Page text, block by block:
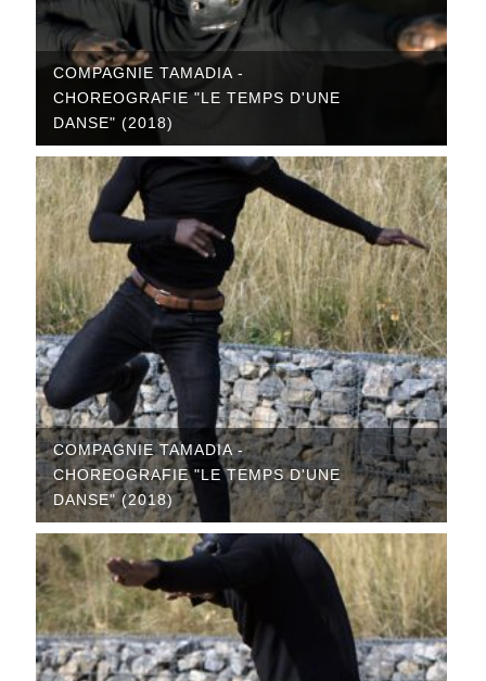
COMPAGNIE TAMADIA -
CHOREOGRAFIE "LE TEMPS D'UNE
DANSE" (2018)
COMPAGNIE TAMADIA -
CHOREOGRAFIE "LE TEMPS D'UNE
DANSE" (2018)